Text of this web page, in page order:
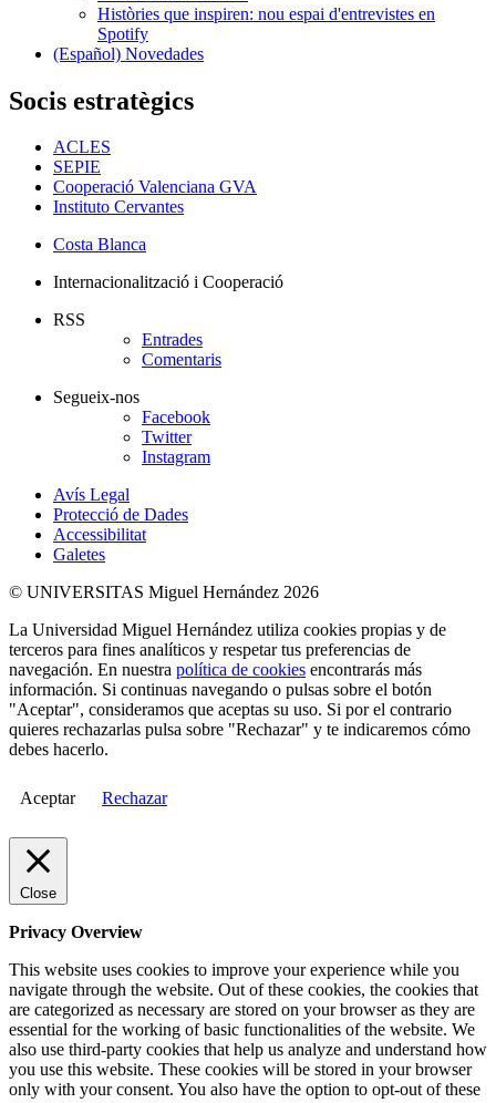
Històries que inspiren: nou espai d'entrevistes en
Spotify
(Español) Novedades
Socis estratègics
ACLES
SEPIE
Cooperació Valenciana GVA
Instituto Cervantes
Costa Blanca
Internacionalització i Cooperació
RSS
Entrades
Comentaris
Segueix-nos
Facebook
Twitter
Instagram
Avís Legal
Protecció de Dades
Accessibilitat
Galetes
© UNIVERSITAS Miguel Hernández 2026
La Universidad Miguel Hernández utiliza cookies propias y de
terceros para fines analíticos y respetar tus preferencias de
navegación. En nuestra política de cookies encontrarás más
información. Si continuas navegando o pulsas sobre el botón
"Aceptar", consideramos que aceptas su uso. Si por el contrario
quieres rechazarlas pulsa sobre "Rechazar" y te indicaremos cómo
debes hacerlo.
Aceptar Rechazar
Close
Privacy Overview
This website uses cookies to improve your experience while you
navigate through the website. Out of these cookies, the cookies that
are categorized as necessary are stored on your browser as they are
essential for the working of basic functionalities of the website. We
also use third-party cookies that help us analyze and understand how
you use this website. These cookies will be stored in your browser
only with your consent. You also have the option to opt-out of these